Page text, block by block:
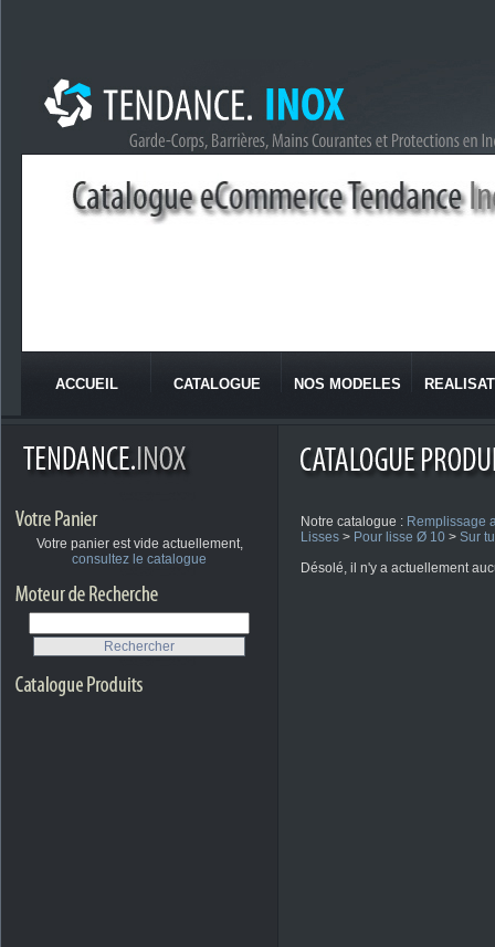
ACCUEIL CATALOGUE NOS MODELES
Votre panier est vide actuellement,
consultez le catalogue
Notre catalogue : Remplissage
Lisses > Pour lisse Ø 10 > Sur
Désolé, il n'y a actuellement